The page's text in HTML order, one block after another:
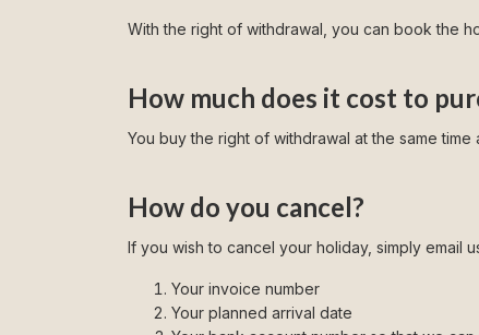
With the right of withdrawal, you can book the
How much does it cost to
You buy the right of withdrawal at the same
How do you cancel?
If you wish to cancel your holiday, simply email
Your invoice number
Your planned arrival date